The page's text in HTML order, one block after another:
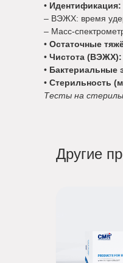
• Идентификация:
– ВЭЖХ: время
– Масс-
• Остаточные
• Чистота (ВЭЖХ):
• Бактериальные
• Стерильность
Тесты на
Другие